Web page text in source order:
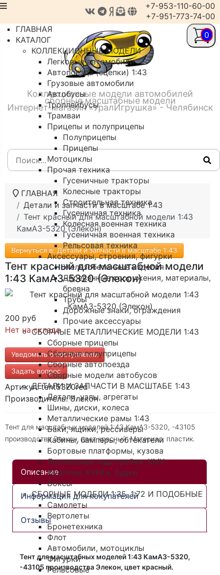
Коллекционные модели автомобилей
сборные масштабные модели
Интернет-магазин «УралИгрушка» - Челябинск
+7-953-110-60-00
+7-951-773-74-00
ГЛАВНАЯ
КАТАЛОГ
КОЛЛЕКЦИОННЫЕ МОДЕЛИ
Легковые автомобили
Автопоезда (сцепки) 1:43
Грузовые автомобили
Автобусы
Троллейбусы
Трамваи
Прицепы и полуприцепы
Полуприцепы
Прицепы
Мотоциклы
Прочая техника
Гусеничные тракторы
Колесные тракторы
Строительная техника
Гусеничная техника
Колесная военная техника
Гусеничная военная техника
Рельсовая техника
Аксессуары, строения, фигурки
Железобетонные изделия
Деревянные сооружения, материалы,
бревна
Трубы
Дорожные знаки, ограждения
Прочие аксессуары
СБОРНЫЕ МЕТАЛЛИЧЕСКИЕ МОДЕЛИ 1:43
Сборные прицепы
Сборные полуприцепы
Сборные автопоезда
Сборные модели автобусов
ДЕТАЛИ И ЗАПЧАСТИ В МАСШТАБЕ 1:43
Детали, узлы, агрегаты
Шины, диски, колеса
Металлические рамы 1:43
Баки, ящики, рессиверы
Кабины, бамперы, обтекатели
Бортовые платформы, кузова
Лесовозные надстройки, КМУ
Фургоны, КУНГи, будки
Боксы
СБОРНЫЕ МОДЕЛИ 1:35, 1:72 И ПОДОБНЫЕ
Самолеты
Вертолеты
Бронетехника
Флот
Автомобили, мотоциклы
Фигурки
Рельсовые
ГЛАВНАЯ
Детали и запчасти в масштабе 1:43
Тент красный для масштабной модели 1:43
КамАЗ-5320 (Элекон)
Вернуться в: Детали и запчасти в масштабе 1:43
Тент красный для масштабной модели
1:43 КамАЗ-5320 (Элекон)
200 руб
Нет на складе
Уведомить о поступлении
Задать вопрос
Артикул: tent5320red
Производитель: Элекон
Тент для масштабных моделей 1:43 КамАЗ-5320, -43105
производства Элекон, цвет красный. Материал: пластик.
Описание
Информация для покупателей
Отзывы
Тент для масштабных моделей 1:43 КамАЗ-5320,
-43105 производства Элекон, цвет красный.
0